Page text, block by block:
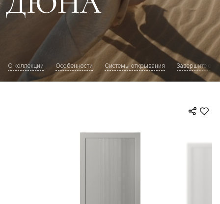
О коллекции Особенности Системы открывания Завершите